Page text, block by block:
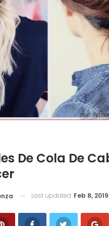
De Cola De
Last updated Feb 8, 2019
Lorenza Feb 9, 2019 0